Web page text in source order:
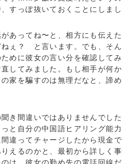
すっぽ抜いておくことにしまし
あってね〜と、相方にも伝え
ぇ？ と言います。でも、そ
めに彼女の言い分を確認して
してみました。もし相手が何
家を騙すのは無理だなと、諦
き間違いではありませんでし
と自分の中国語ヒアリング能
違ってチャージしたから現金
えるのかと、最初から詳しく
は、彼女の勤め先の電話回線だ